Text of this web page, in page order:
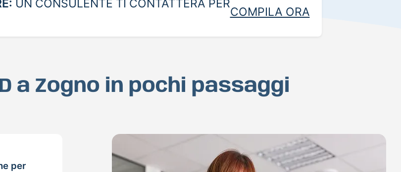
UN CONSULENTE TI CONTATTERÀ PER
COMPILA ORA
a Zogno in pochi passaggi
per